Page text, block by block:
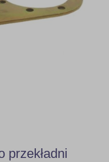
przekładni